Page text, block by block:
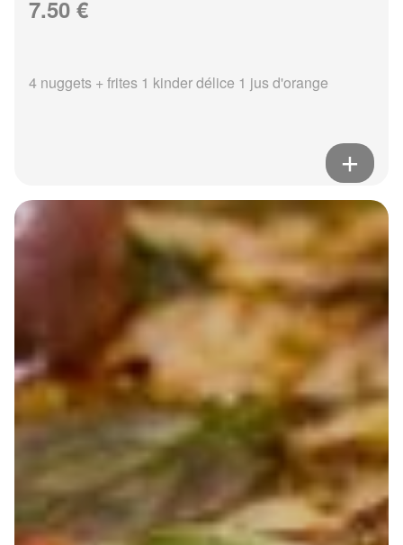
7.50 €
4 nuggets + frites 1 kinder délice 1 jus d'orange